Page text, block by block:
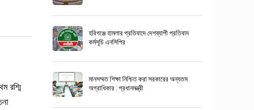
রশ্মি
হবিগঞ্জে হামলার প্রতিবাদে দেশব্যাপী প্রতিবাদ
কর্মসূচি এনসিপির
মানসম্মত শিক্ষা নিশ্চিত করা সরকারের অন্যতম
অগ্রাধিকার : প্রধানমন্ত্রী